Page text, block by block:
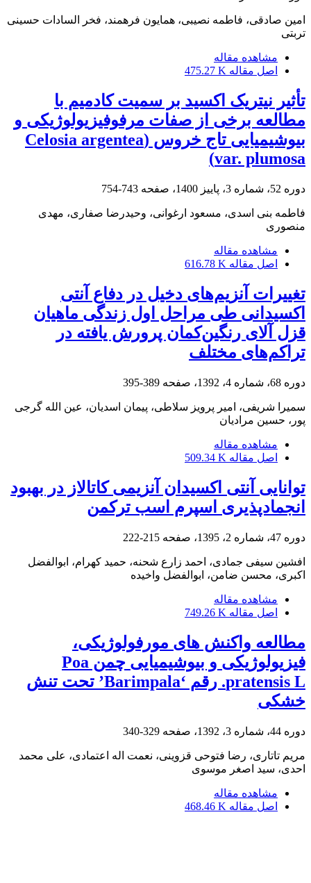
امین صادقی، فاطمه نصیبی، همایون فرهمند، فخر السادات حسینی
تربتی
مشاهده مقاله
اصل مقاله 475.27 K
تأثیر نیتریک اکسید بر سمیت کادمیم با
مطالعه برخی از صفات مرفوفیزیولوژیکی و
بیوشیمیایی تاج ‏خروس (‏Celosia argentea
var. plumosa‏)‏
دوره 52، شماره 3، پاییز 1400، صفحه 743-754
فاطمه بنی اسدی، مسعود ارغوانی، وحیدرضا صفاری، مهدی
منصوری
مشاهده مقاله
اصل مقاله 616.78 K
تغییرات آنزیم‌های دخیل در دفاع آنتی
اکسیدانی طی مراحل اول زندگی ماهیان
قزل آلای رنگین‌کمان پرورش یافته در
تراکم‌های مختلف
دوره 68، شماره 4، 1392، صفحه 389-395
سمیرا شریفی، امیر پرویز سلاطی، پیمان اسدیان، عین الله گرجی
پور، حسین مرادیان
مشاهده مقاله
اصل مقاله 509.34 K
توانایی آنتی اکسیدان آنزیمی کاتالاز در بهبود
انجماد‌پذیری اسپرم اسب ترکمن
دوره 47، شماره 2، 1395، صفحه 215-222
افشین سیفی جمادی، احمد زارع شحنه، حمید کهرام، ابوالفضل
اکبری، محسن ضامن، ابوالفضل واخیده
مشاهده مقاله
اصل مقاله 749.26 K
مطالعه واکنش های مورفولوژیکی،
فیزیولوژیکی و بیوشیمیایی چمن Poa
pratensis L. رقم ‘Barimpala’ تحت تنش
خشکی
دوره 44، شماره 3، 1392، صفحه 329-340
مریم تاتاری، رضا فتوحی قزوینی، نعمت اله اعتمادی، علی محمد
احدی، سید اصغر موسوی
مشاهده مقاله
اصل مقاله 468.46 K